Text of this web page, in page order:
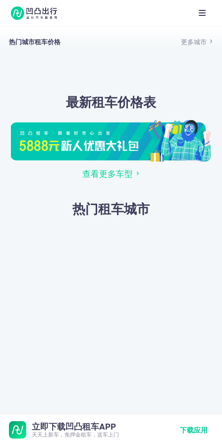
热门城市租车价格 更多城市
最新租车价格表
查看更多车型
热门租车城市
立即下载凹凸租车APP
天天上新车，免押金租车，送车上门 下载应用